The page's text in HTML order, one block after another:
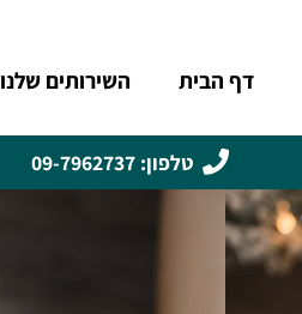
דף הבית השירותים שלנו
טלפון: 09-7962737